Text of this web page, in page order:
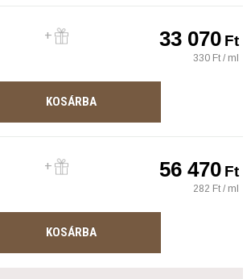
33 070Ft
330 Ft / ml
KOSÁRBA
56 470Ft
282 Ft / ml
KOSÁRBA